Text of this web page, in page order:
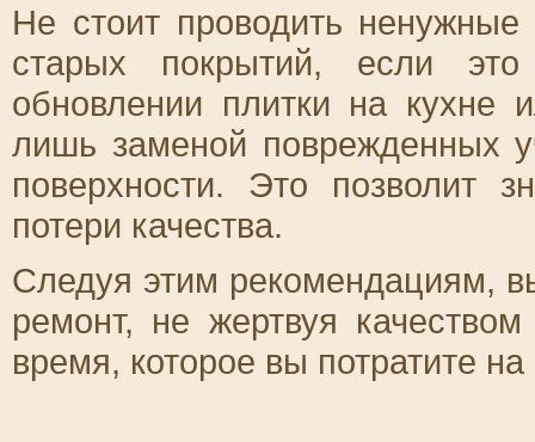
Не стоит проводить
старых покрытий, если
обновлении плитки на кухне
лишь заменой поврежденных
поверхности. Это позволит
потери качества.
Следуя этим рекомендациям,
ремонт, не жертвуя
время, которое вы потратите